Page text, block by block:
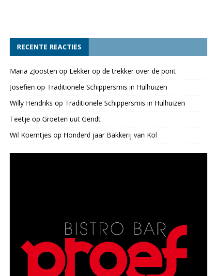
RECENTE REACTIES
Maria zJoosten op Lekker op de trekker over de pont
Josefien op Traditionele Schippersmis in Hulhuizen
Willy Hendriks op Traditionele Schippersmis in Hulhuizen
Teetje op Groeten uut Gendt
Wil Koerntjes op Honderd jaar Bakkerij van Kol